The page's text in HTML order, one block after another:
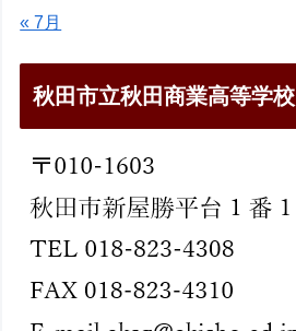
« 7月
秋田市立秋田商業高等学校